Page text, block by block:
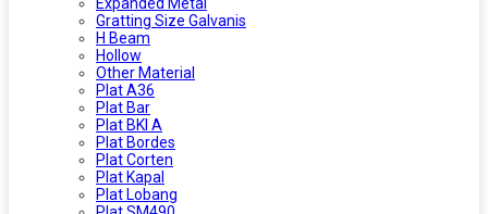
Gratting Size Galvanis
H Beam
Hollow
Other Material
Plat A36
Plat Bar
Plat BKI A
Plat Bordes
Plat Corten
Plat Kapal
Plat Lobang